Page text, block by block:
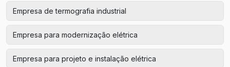
Empresa de termografia industrial
Empresa para modernização elétrica
Empresa para projeto e instalação elétrica